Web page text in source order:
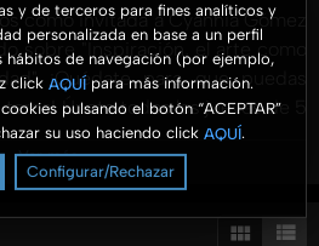
y de terceros para fines analíticos y
personalizada en base a un perfil
de navegación (por ejemplo,
click AQUÍ para más información.
pulsando el botón “ACEPTAR”
su uso haciendo click AQUÍ.
Configurar/Rechazar
como invitada a Cyanhia Gómez
sobre "Inspiración, el arte como
¡Quédate para que puedas
Únete todos los jueves de 5
y Esperanza México para
de crecimiento y desarrollo en
que puedes escuchar
a Negocios por:
Ver más